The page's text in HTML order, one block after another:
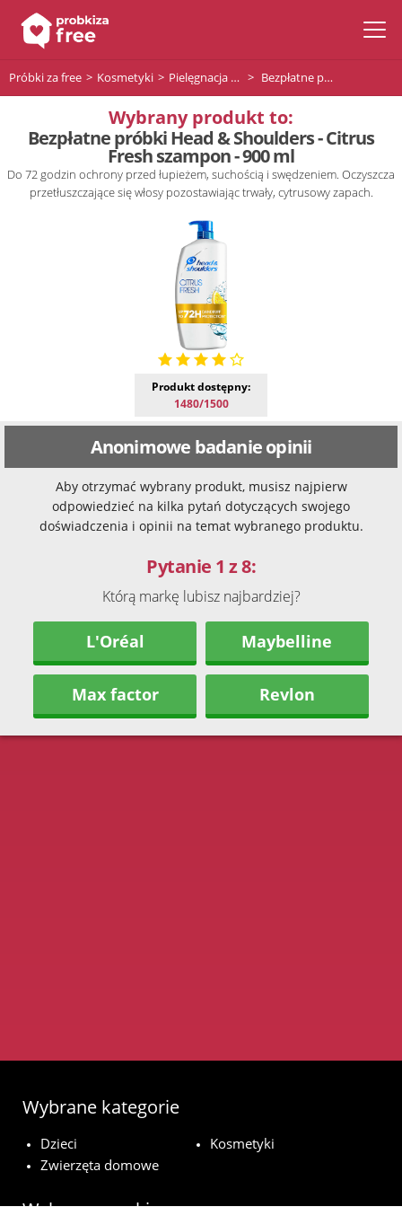
Próbki za free Kosmetyki Pielęgnacja włosów Bezpłatne próbki Head & Shoulders - Citrus Fresh szampon - 900 ml
Wybrany produkt to:
Bezpłatne próbki Head & Shoulders - Citrus
Fresh szampon - 900 ml
Do 72 godzin ochrony przed łupieżem, suchością i swędzeniem. Oczyszcza
przetłuszczające się włosy pozostawiając trwały, cytrusowy zapach.
Produkt dostępny:
1480/1500
Anonimowe badanie opinii
Aby otrzymać wybrany produkt, musisz najpierw
odpowiedzieć na kilka pytań dotyczących swojego
doświadczenia i opinii na temat wybranego produktu.
Pytanie 1 z 8:
Którą markę lubisz najbardziej?
L'Oréal Maybelline
Max factor Revlon
Wybrane kategorie
Dzieci
Kosmetyki
Zwierzęta domowe